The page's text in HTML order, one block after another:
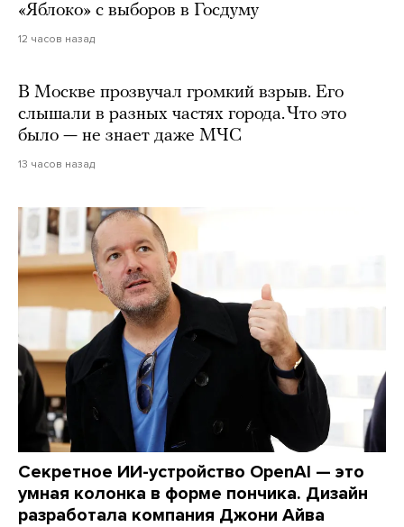
«Яблоко» с выборов в Госдуму
12 часов назад
В Москве прозвучал громкий взрыв. Его
слышали в разных частях города. Что это
было — не знает даже МЧС
13 часов назад
Секретное ИИ-устройство OpenAI — это
умная колонка в форме пончика. Дизайн
разработала компания Джони Айва